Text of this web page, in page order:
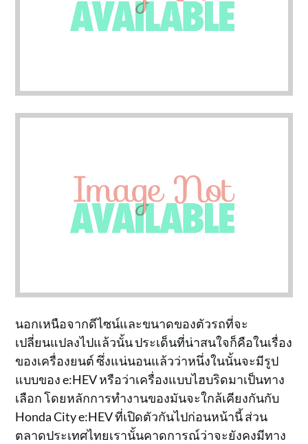
นอกเหนือจากดีไซน์และขนาดของตัวรถที่จะ
เปลี่ยนแปลงไปแล้วนั้น ประเด็นที่น่าสนใจก็คือในเรื่อง
ของเครื่องยนต์ ซึ่งแน่นอนแล้วว่าหนึ่งในนั้นจะมีรูป
แบบของ e:HEV หรือว่าเครื่องแบบไฮบริดมาเป็นทาง
เลือก โดยหลักการทำงานของมันจะใกล้เคียงกันกับ
Honda City e:HEV ที่เปิดตัวกันไปก่อนหน้านี้ ส่วน
ตลาดประเทศไทยเรานั้นคาดการณ์ว่าจะยังคงมีทาง